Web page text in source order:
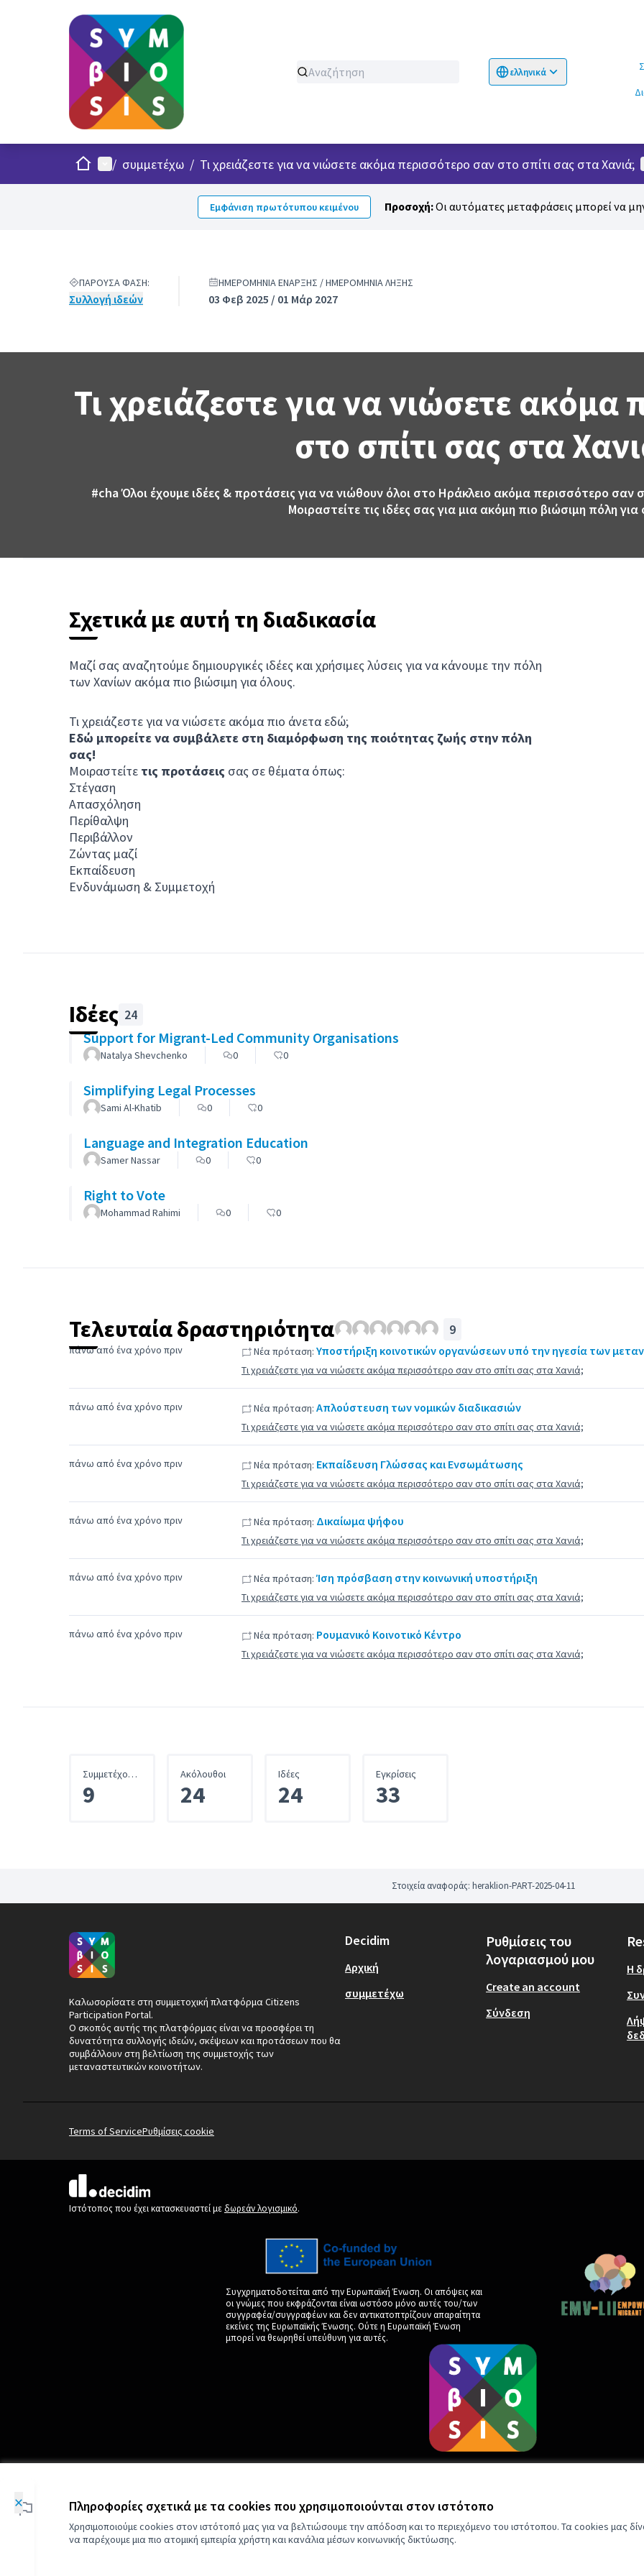
Πληροφορίες σχετικά με τα cookies που χρησιμοποιούνται στον ιστότοπο
Χρησιμοποιούμε cookies στον ιστότοπό μας για να βελτιώσουμε την απόδοση και το περιεχόμενο του ιστότοπου. Τα cookies μας
να παρέχουμε μια πιο ατομική εμπειρία χρήστη και κανάλια μέσων κοινωνικής δικτύωσης.
ελληνικά
Choose language
Σχετικά
ΣπίτιΚυρίως μενού
/ συμμετέχω / Τι χρειάζεστε για να νιώσετε ακόμα περισσότερο σαν στο σπίτι σας στα Χανιά;
Εμφάνιση πρωτότυπου κειμένου Προσοχή:Οι αυτόματες μεταφράσεις μπορεί να
ΠΑΡΟΎΣΑ ΦΆΣΗ:
Συλλογή ιδεών
ΗΜΕΡΟΜΗΝΊΑ ΈΝΑΡΞΗΣ / ΗΜΕΡΟΜΗΝΊΑ ΛΉΞΗΣ
03 Φεβ 2025 / 01 Μάρ 2027
Τι χρειάζεστε για να νιώσετε ακόμα
στο σπίτι σας στα
#cha Όλοι έχουμε ιδέες & προτάσεις για να νιώθουν όλοι στο Ηράκλειο ακόμα περισσότερο σαν
Μοιραστείτε τις ιδέες σας για μια ακόμη πιο βιώσιμη πόλη για
Σχετικά με αυτή τη διαδικασία
Μαζί σας αναζητούμε δημιουργικές ιδέες και χρήσιμες λύσεις για να κάνουμε την πόλη
των Χανίων ακόμα πιο βιώσιμη για όλους.
Τι χρειάζεστε για να νιώσετε ακόμα πιο άνετα εδώ;
Εδώ μπορείτε να συμβάλετε στη διαμόρφωση της ποιότητας ζωής στην πόλη
σας!
Μοιραστείτε τις προτάσεις σας σε θέματα όπως:
Στέγαση
Απασχόληση
Περίθαλψη
Περιβάλλον
Ζώντας μαζί
Εκπαίδευση
Ενδυνάμωση & Συμμετοχή
Ιδέες 24
Support for Migrant-Led Community Organisations
Natalya Shevchenko 0 0
Simplifying Legal Processes
Sami Al-Khatib 0 0
Language and Integration Education
Samer Nassar 0 0
Right to Vote
Mohammad Rahimi 0 0
Τελευταία δραστηριότητα 9
πάνω από ένα χρόνο πριν Νέα πρόταση: Υποστήριξη κοινοτικών οργανώσεων υπό την ηγεσία των
Τι χρειάζεστε για να νιώσετε ακόμα περισσότερο σαν στο σπίτι σας στα Χανιά;
πάνω από ένα χρόνο πριν Νέα πρόταση: Απλούστευση των νομικών διαδικασιών
Τι χρειάζεστε για να νιώσετε ακόμα περισσότερο σαν στο σπίτι σας στα Χανιά;
πάνω από ένα χρόνο πριν Νέα πρόταση: Εκπαίδευση Γλώσσας και Ενσωμάτωσης
Τι χρειάζεστε για να νιώσετε ακόμα περισσότερο σαν στο σπίτι σας στα Χανιά;
πάνω από ένα χρόνο πριν Νέα πρόταση: Δικαίωμα ψήφου
Τι χρειάζεστε για να νιώσετε ακόμα περισσότερο σαν στο σπίτι σας στα Χανιά;
πάνω από ένα χρόνο πριν Νέα πρόταση: Ίση πρόσβαση στην κοινωνική υποστήριξη
Τι χρειάζεστε για να νιώσετε ακόμα περισσότερο σαν στο σπίτι σας στα Χανιά;
πάνω από ένα χρόνο πριν Νέα πρόταση: Ρουμανικό Κοινοτικό Κέντρο
Τι χρειάζεστε για να νιώσετε ακόμα περισσότερο σαν στο σπίτι σας στα Χανιά;
Συμμετέχοντες
9
Ακόλουθοι
24
Iδέες
24
Εγκρίσεις
33
Στοιχεία αναφοράς: heraklion-PART-2025-04-11
Καλωσορίσατε στη συμμετοχική πλατφόρμα Citizens
Participation Portal.
Ο σκοπός αυτής της πλατφόρμας είναι να προσφέρει τη
δυνατότητα συλλογής ιδεών, σκέψεων και προτάσεων που θα
συμβάλλουν στη βελτίωση της συμμετοχής των
μεταναστευτικών κοινοτήτων.
Decidim
Αρχική
συμμετέχω
Ρυθμίσεις του
λογαριασμού μου
Create an account
Σύνδεση
Η
Terms of ServiceΡυθμίσεις cookie
(Εξωτερική σύνδεση)
Ιστότοπος που έχει κατασκευαστεί με δωρεάν λογισμικό.
Συγχρηματοδοτείται από την Ευρωπαϊκή Ένωση. Οι απόψεις και
οι γνώμες που εκφράζονται είναι ωστόσο μόνο αυτές του/των
συγγραφέα/συγγραφέων και δεν αντικατοπτρίζουν απαραίτητα
εκείνες της Ευρωπαϊκής Ένωσης. Ούτε η Ευρωπαϊκή Ένωση
μπορεί να θεωρηθεί υπεύθυνη για αυτές.
by
× Φάσεις επεξεργασίας